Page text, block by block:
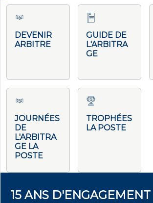
DEVENIR
ARBITRE
GUIDE DE
L'ARBITRA
GE
JOURNÉES
DE
L'ARBITRA
GE LA
POSTE
TROPHÉES
LA POSTE
15 ANS D'ENGAGEMENT